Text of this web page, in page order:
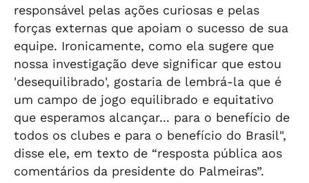
responsável pelas ações curiosas e pelas
forças externas que apoiam o sucesso de sua
equipe. Ironicamente, como ela sugere que
nossa investigação deve significar que estou
'desequilibrado', gostaria de lembrá-la que é
um campo de jogo equilibrado e equitativo
que esperamos alcançar... para o benefício de
todos os clubes e para o benefício do Brasil",
disse ele, em texto de “resposta pública aos
comentários da presidente do Palmeiras”.